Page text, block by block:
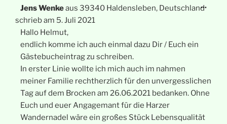
Jens Wenkeaus 39340 Haldensleben, Deutschland
schrieb am 5. Juli 2021
Hallo Helmut,
endlich komme ich auch einmal dazu Dir / Euch ein
Gästebucheintrag zu schreiben.
In erster Linie wollte ich mich auch im nahmen
meiner Familie rechtherzlich für den unvergesslichen
Tag auf dem Brocken am 26.06.2021 bedanken. Ohne
Euch und euer Angagemant für die Harzer
Wandernadel wäre ein großes Stück Lebensqualität
...